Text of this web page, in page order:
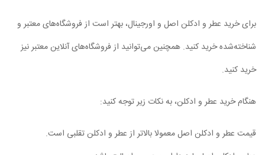
برای خرید عطر و ادکلن اصل و اورجینال، بهتر است از فروشگاه‌های معتبر و
شناخته‌شده خرید کنید. همچنین می‌توانید از فروشگاه‌های آنلاین معتبر نیز
خرید کنید.
هنگام خرید عطر و ادکلن، به نکات زیر توجه کنید:
قیمت عطر و ادکلن اصل معمولا بالاتر از عطر و ادکلن تقلبی است.